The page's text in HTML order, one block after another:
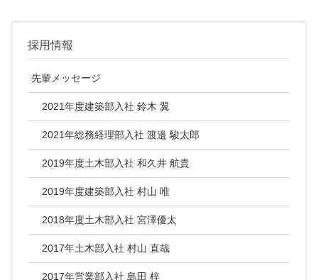
採用情報
先輩メッセージ
2021年度建築部入社 鈴木 翼
2021年総務経理部入社 渡邉 駿太郎
2019年度土木部入社 和久井 航貴
2019年度建築部入社 村山 唯
2018年度土木部入社 宮澤優太
2017年土木部入社 村山 直哉
2017年営業部入社 島田 梓